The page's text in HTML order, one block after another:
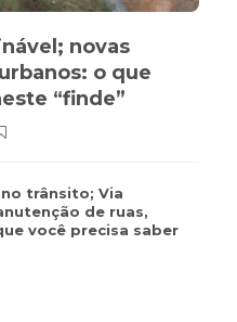
novas
o que
“finde”
trânsito; Via
de ruas,
você precisa saber